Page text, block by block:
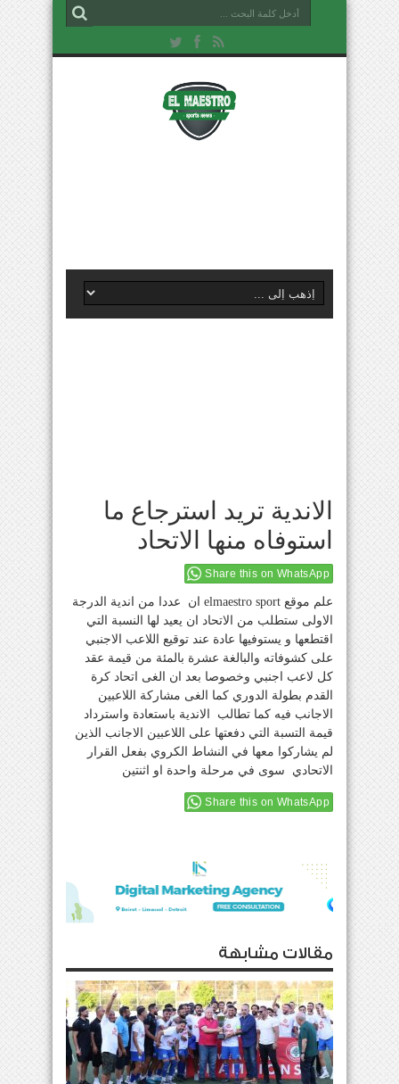
الاندية تريد استرجاع ما
استوفاه منها الاتحاد
Share this on WhatsApp
علم موقع elmaestro sport ان عددا من اندية الدرجة
الاولى ستطلب من الاتحاد ان يعيد لها النسبة التي
اقتطعها و يستوفيها عادة عند توقيع اللاعب الاجنبي
على كشوفاته والبالغة عشرة بالمئة من قيمة عقد
كل لاعب اجنبي وخصوصا بعد ان الغى اتحاد كرة
القدم بطولة الدوري كما الغى مشاركة اللاعبين
الاجانب فيه كما تطالب الاندية باستعادة واسترداد
قيمة التسبة التي دفعتها على اللاعبين الاجانب الذين
لم يشاركوا معها في النشاط الكروي بفعل القرار
الاتحادي سوى في مرحلة واحدة او اثنتين
Share this on WhatsApp
مقالات مشابهة